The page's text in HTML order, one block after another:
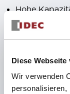
Diese
Wir verwenden
personalisieren,
Hohe
Verwendung